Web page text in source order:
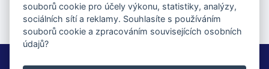
brenna@brenna.cz
souborů cookie pro účely výkonu, statistiky, analýzy,
sociálních sítí a reklamy. Souhlasíte s používáním
souborů cookie a zpracováním souvisejících osobních
údajů?